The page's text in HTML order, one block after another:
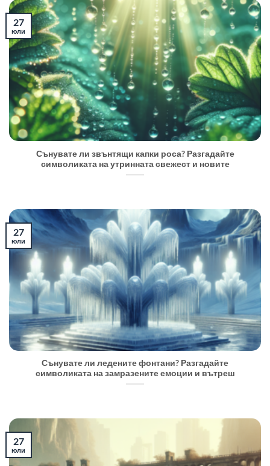
Сънувате ли звънтящи капки роса? Разгадайте
символиката на утринната свежест и новите
27
юли
Сънувате ли ледените фонтани? Разгадайте
символиката на замразените емоции и вътреш
27
юли
27
юли